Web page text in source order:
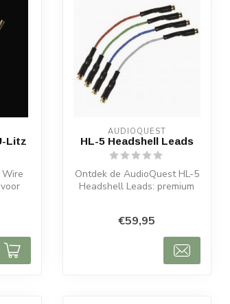
Litz
AUDIOQUEST
HL-5 Headshell Leads
Ontdek de AudioQuest HL-5
Headshell Leads: premium
€59,95